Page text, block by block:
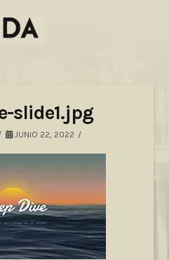
slide1.jpg
JUNIO 22, 2022